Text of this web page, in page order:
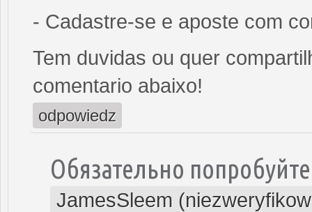
- Cadastre-se e aposte com
Tem duvidas ou quer
comentario abaixo!
odpowiedz
Обязательно попробуйте
JamesSleem